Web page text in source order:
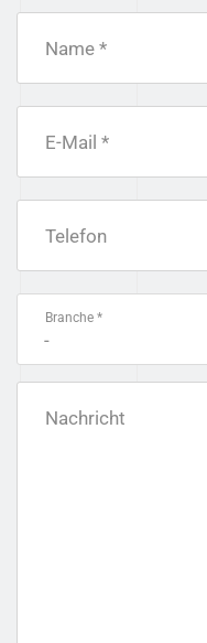
Name *
E-Mail *
Telefon
Branche *
-
Nachricht